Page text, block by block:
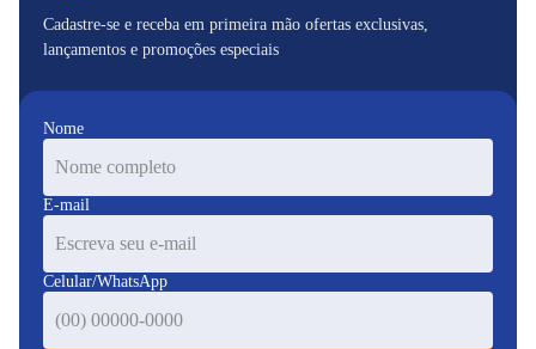
Cadastre-se e receba em primeira mão ofertas exclusivas,
lançamentos e promoções especiais
Nome
E-mail
Celular/WhatsApp